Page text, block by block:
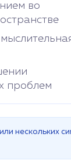
во
проблем
нескольких